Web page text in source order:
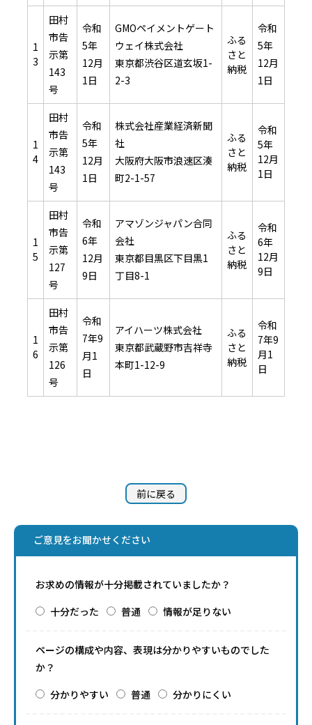
1
3
田村
市告
示第
143
号
令和
5年
12月
1日
GMOペイメントゲート
ウェイ株式会社
東京都渋谷区道玄坂1-
2-3
ふる
さと
納税
令和
5年
12月
1日
1
4
田村
市告
示第
143
号
令和
5年
12月
1日
株式会社産業経済新聞
社
大阪府大阪市浪速区湊
町2-1-57
ふる
さと
納税
令和
5年
12月
1日
1
5
田村
市告
示第
127
号
令和
6年
12月
9日
アマゾンジャパン合同
会社
東京都目黒区下目黒1
丁目8-1
ふる
さと
納税
令和
6年
12月
9日
1
6
田村
市告
示第
126
号
令和
7年9
月1
日
アイハーツ株式会社
東京都武蔵野市吉祥寺
本町1-12-9
ふる
さと
納税
令和
7年9
月1
日
前に戻る
ご意見をお聞かせください
お求めの情報が十分掲載されていましたか？
十分だった
普通 情報が足りない
ページの構成や内容、表現は分かりやすいものでした
か？
分かりやすい
普通 分かりにくい